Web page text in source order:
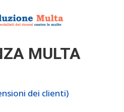
MULTA
dei clienti)